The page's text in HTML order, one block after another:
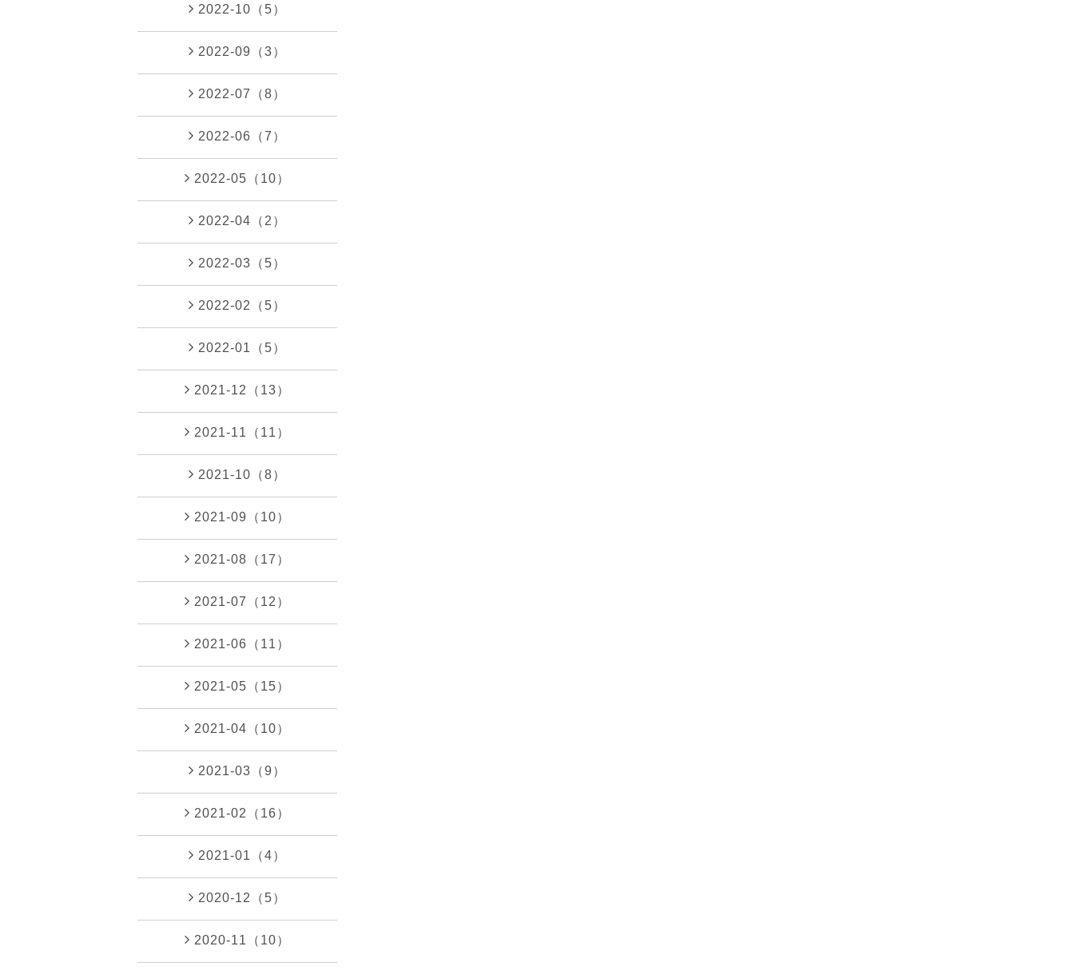
2022-10（5）
2022-09（3）
2022-07（8）
2022-06（7）
2022-05（10）
2022-04（2）
2022-03（5）
2022-02（5）
2022-01（5）
2021-12（13）
2021-11（11）
2021-10（8）
2021-09（10）
2021-08（17）
2021-07（12）
2021-06（11）
2021-05（15）
2021-04（10）
2021-03（9）
2021-02（16）
2021-01（4）
2020-12（5）
2020-11（10）